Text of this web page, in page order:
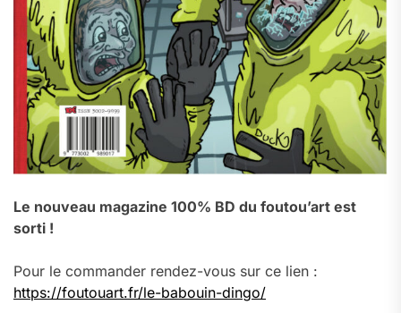
Le nouveau magazine 100% BD du foutou’art est
sorti !
Pour le commander rendez-vous sur ce lien :
https://foutouart.fr/le-babouin-dingo/